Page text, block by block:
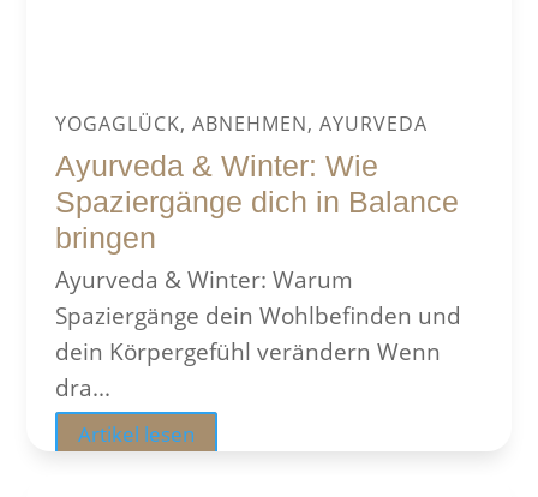
YOGAGLÜCK, ABNEHMEN, AYURVEDA
Ayurveda & Winter: Wie
Spaziergänge dich in Balance
bringen
Ayurveda & Winter: Warum
Spaziergänge dein Wohlbefinden und
dein Körpergefühl verändern Wenn
dra...
Artikel lesen